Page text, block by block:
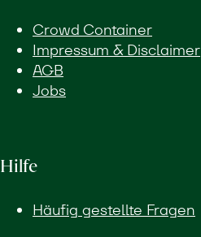
Crowd Container
Impressum & Disclaimer
AGB
Jobs
Hilfe
Häufig gestellte Fragen